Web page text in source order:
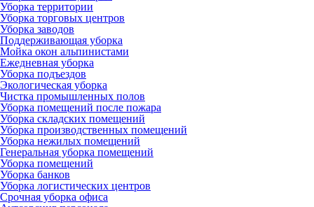
Уборка территории
Уборка торговых центров
Уборка заводов
Поддерживающая уборка
Мойка окон альпинистами
Ежедневная уборка
Уборка подъездов
Экологическая уборка
Чистка промышленных полов
Уборка помещений после пожара
Уборка складских помещений
Уборка производственных помещений
Уборка нежилых помещений
Генеральная уборка помещений
Уборка помещений
Уборка банков
Уборка логистических центров
Срочная уборка офиса